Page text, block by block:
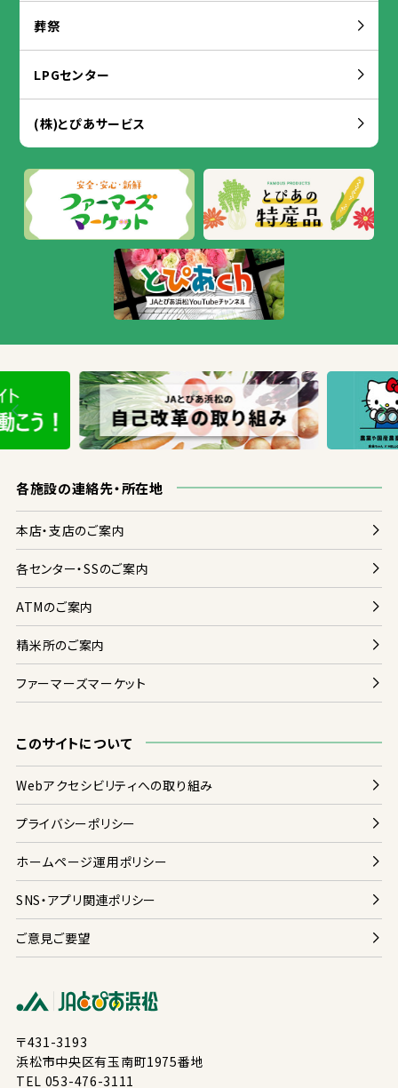
葬祭
LPGセンター
(株)とぴあサービス
〒431-3193
浜松市中央区有玉南町1975番地
TEL 053-476-3111
各施設の連絡先・所在地
本店・支店のご案内
各センター・SSのご案内
ATMのご案内
精米所のご案内
ファーマーズマーケット
このサイトについて
Webアクセシビリティへの取り組み
プライバシーポリシー
ホームページ運用ポリシー
SNS・アプリ関連ポリシー
ご意見ご要望